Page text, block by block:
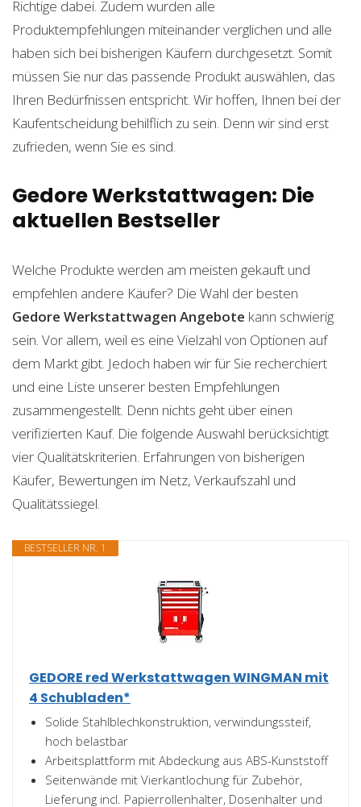
Richtige dabei. Zudem wurden alle
Produktempfehlungen miteinander verglichen und alle
haben sich bei bisherigen Käufern durchgesetzt. Somit
müssen Sie nur das passende Produkt auswählen, das
Ihren Bedürfnissen entspricht. Wir hoffen, Ihnen bei der
Kaufentscheidung behilflich zu sein. Denn wir sind erst
zufrieden, wenn Sie es sind.
Gedore Werkstattwagen: Die
aktuellen Bestseller
Welche Produkte werden am meisten gekauft und
empfehlen andere Käufer? Die Wahl der besten
Gedore Werkstattwagen Angebote kann schwierig
sein. Vor allem, weil es eine Vielzahl von Optionen auf
dem Markt gibt. Jedoch haben wir für Sie recherchiert
und eine Liste unserer besten Empfehlungen
zusammengestellt. Denn nichts geht über einen
verifizierten Kauf. Die folgende Auswahl berücksichtigt
vier Qualitätskriterien. Erfahrungen von bisherigen
Käufer, Bewertungen im Netz, Verkaufszahl und
Qualitätssiegel.
BESTSELLER NR. 1
GEDORE red Werkstattwagen WINGMAN mit
4 Schubladen*
Solide Stahlblechkonstruktion, verwindungssteif,
hoch belastbar
Arbeitsplattform mit Abdeckung aus ABS-Kunststoff
Seitenwände mit Vierkantlochung für Zubehör,
Lieferung incl. Papierrollenhalter, Dosenhalter und